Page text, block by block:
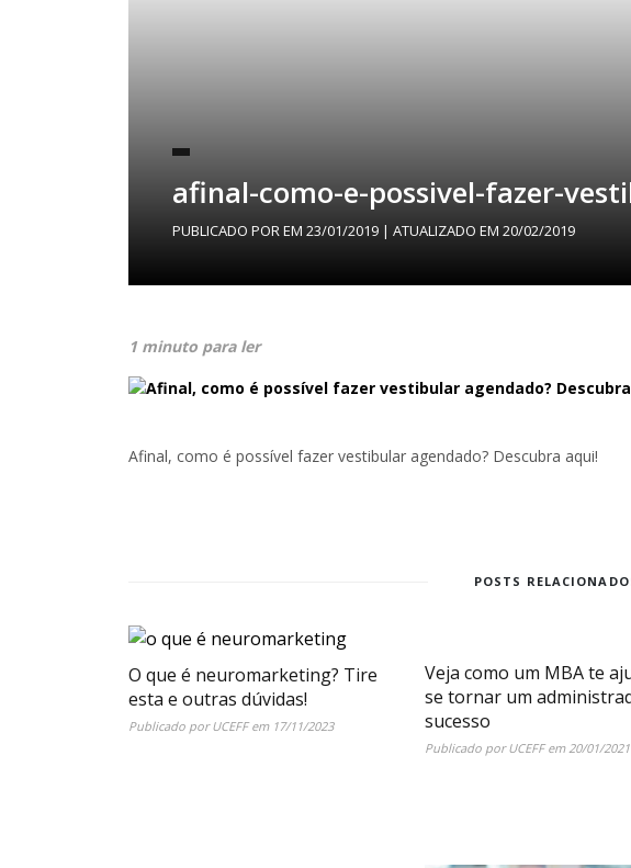
afinal-como-e-possivel-fazer-
PUBLICADO POREM 23/01/2019 | ATUALIZADO EM 20/02/2019
1 minuto para ler
Afinal, como é possível fazer vestibular agendado? Descubra aqui!
POSTS
O que é neuromarketing? Tire
esta e outras dúvidas!
Publicado porUCEFFem 17/11/2023
Veja como um MBA te
se tornar um
sucesso
Publicado porUCEFFem20/01/2021